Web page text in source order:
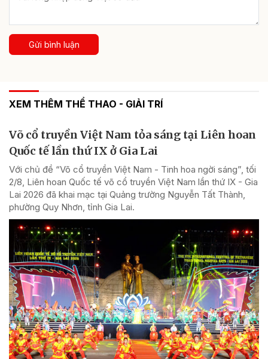
Gửi bình luận
XEM THÊM THỂ THAO - GIẢI TRÍ
Võ cổ truyền Việt Nam tỏa sáng tại Liên hoan
Quốc tế lần thứ IX ở Gia Lai
Với chủ đề “Võ cổ truyền Việt Nam - Tinh hoa ngời sáng”, tối
2/8, Liên hoan Quốc tế võ cổ truyền Việt Nam lần thứ IX - Gia
Lai 2026 đã khai mạc tại Quảng trường Nguyễn Tất Thành,
phường Quy Nhơn, tỉnh Gia Lai.